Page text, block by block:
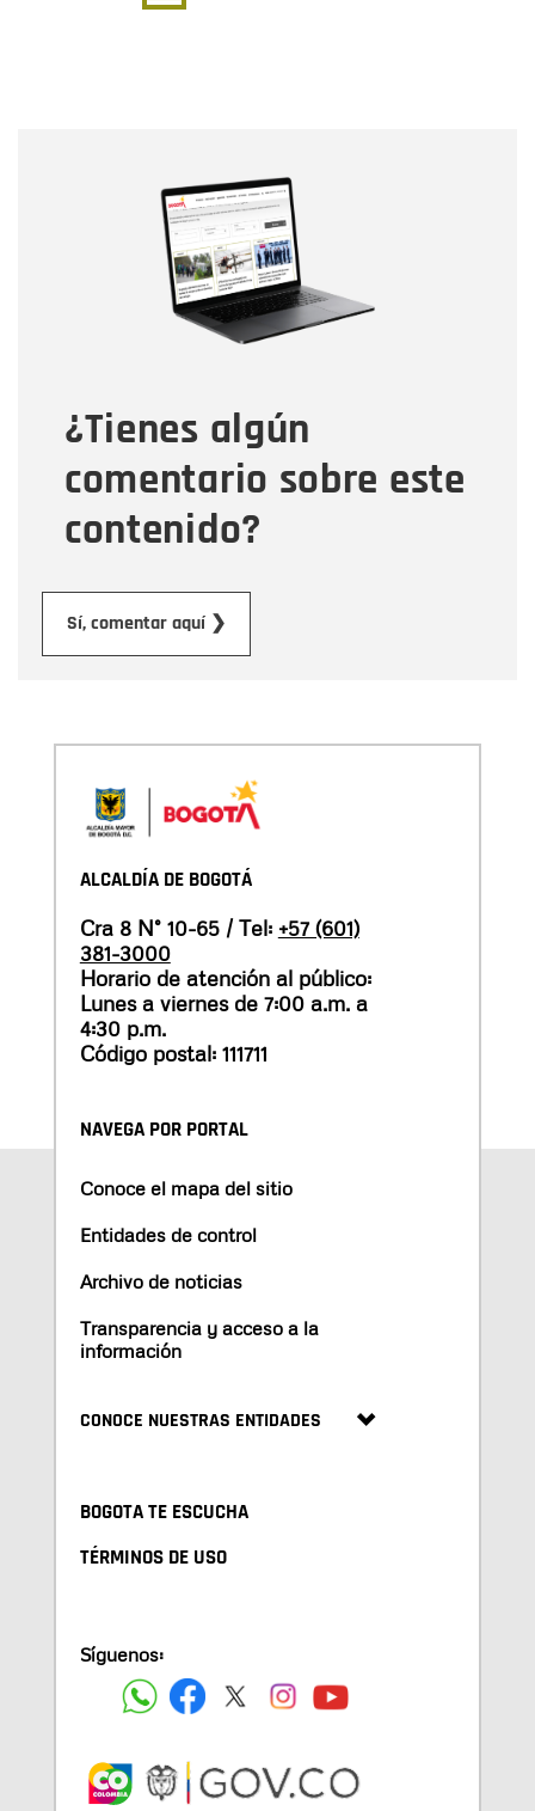
actual
¿Tienes algún
comentario sobre este
contenido?
Sí, comentar aquí ❯
Correo electrónico
Tipo de comentario
Mensaje
ALCALDÍA DE BOGOTÁ
Cra 8 N° 10-65 / Tel: +57 (601)
381-3000
Horario de atención al público:
Lunes a viernes de 7:00 a.m. a
4:30 p.m.
Código postal: 111711
NAVEGA POR PORTAL
Conoce el mapa del sitio
Entidades de control
Archivo de noticias
Transparencia y acceso a la
información
CONOCE NUESTRAS ENTIDADES
BOGOTA TE ESCUCHA
TÉRMINOS DE USO
Síguenos: